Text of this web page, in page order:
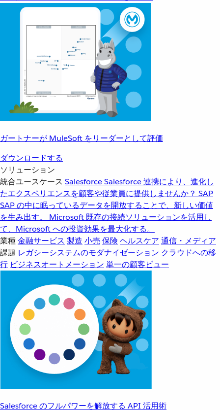
ガートナーが MuleSoft をリーダーとして評価
ダウンロードする
ソリューション
統合ユースケース SalesforceSalesforce 連携により、進化し
たエクスペリエンスを顧客や従業員に提供しませんか？ SAP
SAP の中に眠っているデータを開放することで、新しい価値
を生み出す。
Microsoft 既存の接続ソリューションを活用し
て、Microsoft への投資効果を最大化する。
業種金融サービス 製造 小売 保険 ヘルスケア 通信・メディア
課題 レガシーシステムのモダナイゼーション クラウドへの移
行 ビジネスオートメーション 単一の顧客ビュー
Salesforce のフルパワーを解放する API 活用術